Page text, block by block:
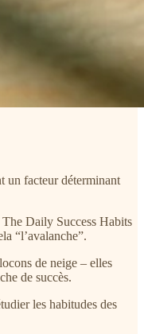
un facteur déterminant
Daily Success Habits
“l’avalanche”.
de neige – elles
de succès.
les habitudes des